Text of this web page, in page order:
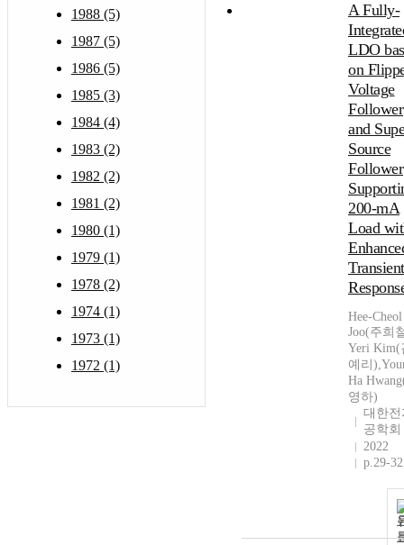
1988 (5)
1987 (5)
1986 (5)
1985 (3)
1984 (4)
1983 (2)
1982 (2)
1981 (2)
1980 (1)
1979 (1)
1978 (2)
1974 (1)
1973 (1)
1972 (1)
A Fully-
LDO
on
Voltage
Follower
and
Source
Follower
200-mA
Load
Transient
Hee-Cheol
Joo(주희
Yeri Kim(
예리
Ha
영하)
대한전
공학회
2022
p.29-32